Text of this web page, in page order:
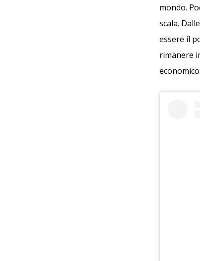
mondo.
scala.
essere il
rimanere
economico.